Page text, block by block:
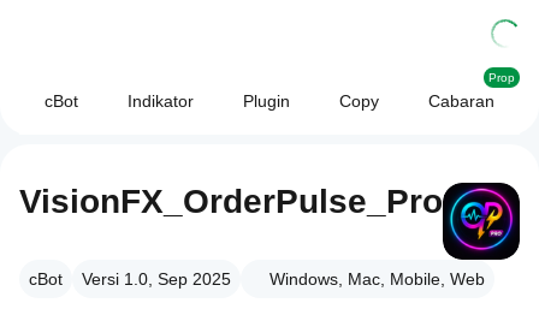
cBot Indikator Plugin Copy Cabaran
Prop
VisionFX_OrderPulse_Pro
cBot Versi 1.0, Sep 2025 Windows, Mac, Mobile, Web